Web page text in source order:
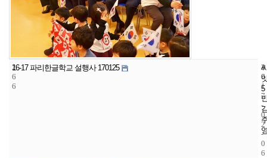
2
6
6
16-17 파리한글학교 설행사 170125
5
4
6
2
0
1
7
-
0
2
-
0
6